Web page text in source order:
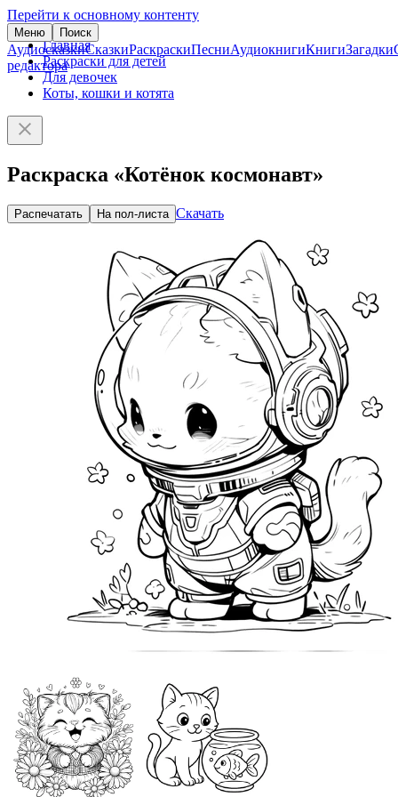
Перейти к основному контенту
Меню Поиск
АудиосказкиСказкиРаскраскиПесниАудиокнигиКнигиЗагадки
редактора
Главная
Раскраски для детей
Для девочек
Коты, кошки и котята
Раскраска «Котёнок космонавт»
Распечатать На пол-листа Скачать